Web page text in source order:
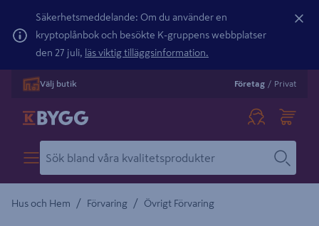
Säkerhetsmeddelande: Om du använder en
kryptoplånbok och besökte K-gruppens webbplatser
den 27 juli, läs viktig tilläggsinformation.
Välj butik Företag / Privat
Hus och Hem / Förvaring / Övrigt Förvaring